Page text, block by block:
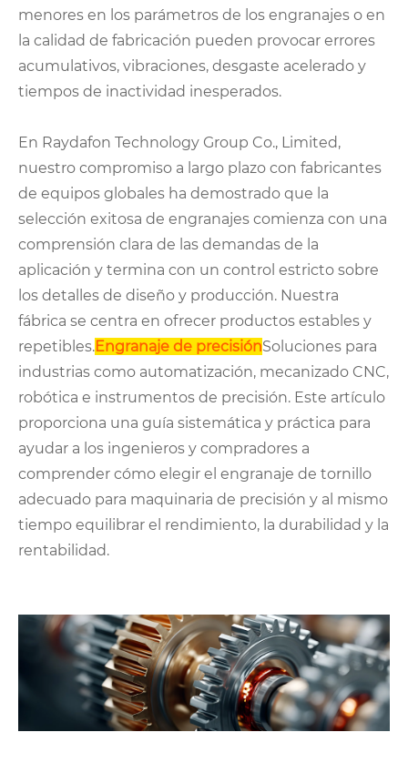
menores en los parámetros de los engranajes o en
la calidad de fabricación pueden provocar errores
acumulativos, vibraciones, desgaste acelerado y
tiempos de inactividad inesperados.
En Raydafon Technology Group Co., Limited,
nuestro compromiso a largo plazo con fabricantes
de equipos globales ha demostrado que la
selección exitosa de engranajes comienza con una
comprensión clara de las demandas de la
aplicación y termina con un control estricto sobre
los detalles de diseño y producción. Nuestra
fábrica se centra en ofrecer productos estables y
repetibles.Engranaje de precisiónSoluciones para
industrias como automatización, mecanizado CNC,
robótica e instrumentos de precisión. Este artículo
proporciona una guía sistemática y práctica para
ayudar a los ingenieros y compradores a
comprender cómo elegir el engranaje de tornillo
adecuado para maquinaria de precisión y al mismo
tiempo equilibrar el rendimiento, la durabilidad y la
rentabilidad.